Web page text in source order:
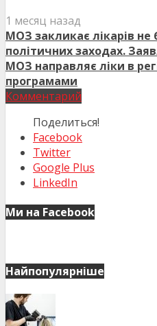
1 месяц назад
МОЗ закликає лікарів не
політичних заходах.
МОЗ направляє ліки в
програмами
Комментарий
Поделиться!
Facebook
Twitter
Google Plus
LinkedIn
Ми на Facebook
Найпопулярніше